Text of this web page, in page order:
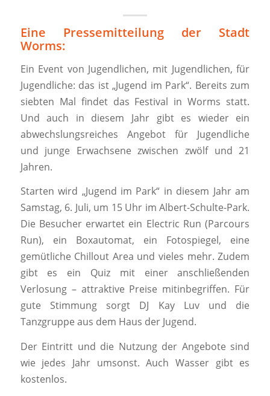
Eine Pressemitteilung der Stadt
Worms:
Ein Event von Jugendlichen, mit Jugendlichen, für
Jugendliche: das ist „Jugend im Park“. Bereits zum
siebten Mal findet das Festival in Worms statt.
Und auch in diesem Jahr gibt es wieder ein
abwechslungsreiches Angebot für Jugendliche
und junge Erwachsene zwischen zwölf und 21
Jahren.
Starten wird „Jugend im Park“ in diesem Jahr am
Samstag, 6. Juli, um 15 Uhr im Albert-Schulte-Park.
Die Besucher erwartet ein Electric Run (Parcours
Run), ein Boxautomat, ein Fotospiegel, eine
gemütliche Chillout Area und vieles mehr. Zudem
gibt es ein Quiz mit einer anschließenden
Verlosung – attraktive Preise mitinbegriffen. Für
gute Stimmung sorgt DJ Kay Luv und die
Tanzgruppe aus dem Haus der Jugend.
Der Eintritt und die Nutzung der Angebote sind
wie jedes Jahr umsonst. Auch Wasser gibt es
kostenlos.